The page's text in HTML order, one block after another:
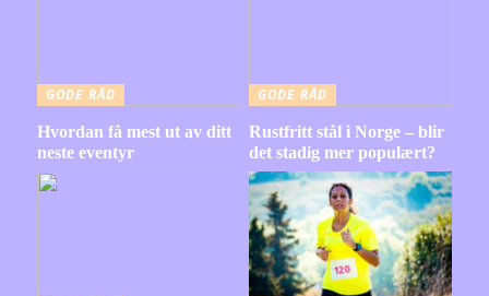
GODE RÅD
Hvordan få mest ut av ditt
neste eventyr
GODE RÅD
Rustfritt stål i Norge – blir
det stadig mer populært?